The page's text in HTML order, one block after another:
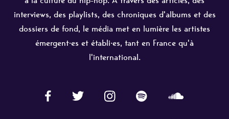
interviews, des playlists, des chroniques d'albums et des
dossiers de fond, le média met en lumière les artistes
émergent·es et établi·es, tant en France qu'à
l'international.